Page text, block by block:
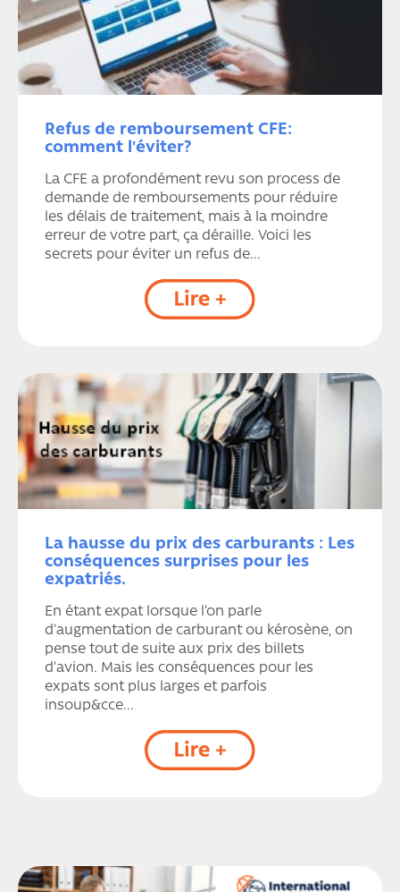
Refus de remboursement CFE:
comment l'éviter?
La CFE a profondément revu son process de
demande de remboursements pour réduire
les délais de traitement, mais à la moindre
erreur de votre part, ça déraille. Voici les
secrets pour éviter un refus de...
La hausse du prix des carburants : Les
conséquences surprises pour les
expatriés.
En étant expat lorsque l’on parle
d’augmentation de carburant ou kérosène, on
pense tout de suite aux prix des billets
d’avion. Mais les conséquences pour les
expats sont plus larges et parfois
insoup&cce...